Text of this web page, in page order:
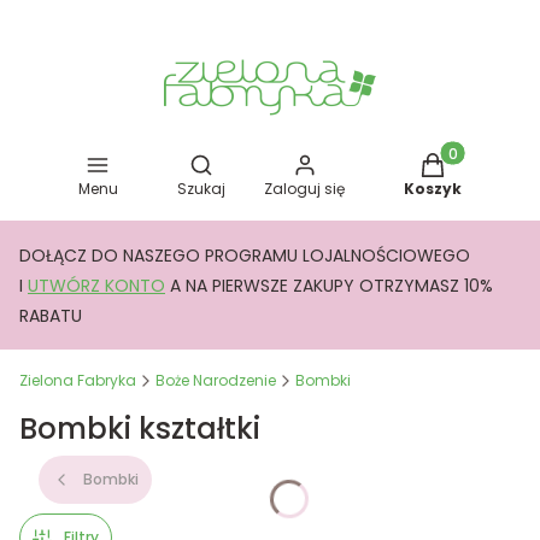
Menu
Otwórz wyszukiwarkę
Szukaj Zaloguj się
Produkty w
Koszyk
DOŁĄCZ DO NASZEGO PROGRAMU LOJALNOŚCIOWEGO
I UTWÓRZ KONTO A NA PIERWSZE ZAKUPY OTRZYMASZ 10%
RABATU
Zielona Fabryka Boże Narodzenie Bombki
Bombki kształtki
Bombki